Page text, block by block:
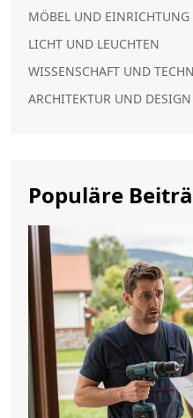
MÖBEL UND EINRICHTUNG
LICHT UND LEUCHTEN
WISSENSCHAFT UND
ARCHITEKTUR UND DESIGN
Populäre